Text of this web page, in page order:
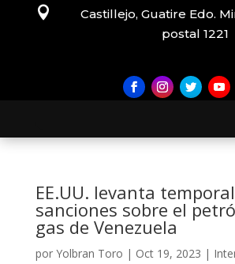

Castillejo, Guatire Edo.
postal 1221
EE.UU. levanta
sanciones sobre el
gas de Venezuela
por Yolbran Toro | Oct 19, 2023 |